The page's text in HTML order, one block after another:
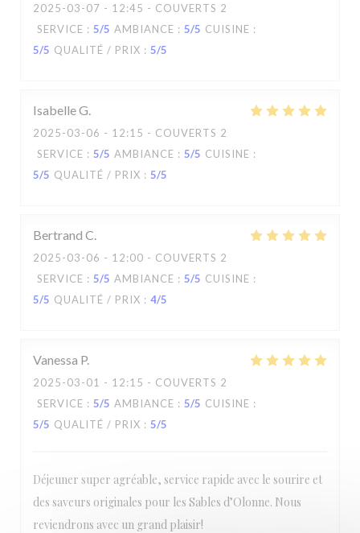
2025-03-07 - 12:45 - COUVERTS 2
SERVICE : 5/5 AMBIANCE : 5/5 CUISINE :
5/5 QUALITÉ / PRIX : 5/5
IsabelleG
2025-03-06 - 12:15 - COUVERTS 2
SERVICE : 5/5 AMBIANCE : 5/5 CUISINE :
5/5 QUALITÉ / PRIX : 5/5
Bertrand C
2025-03-06 - 12:00 - COUVERTS 2
SERVICE : 5/5 AMBIANCE : 5/5 CUISINE :
5/5 QUALITÉ / PRIX : 4/5
Vanessa P
2025-03-01 - 12:15 - COUVERTS 2
SERVICE : 5/5 AMBIANCE : 5/5 CUISINE :
5/5 QUALITÉ / PRIX : 5/5
Déjeuner super agréable, service rapide avec le sourire et
des saveurs originales pour les Sables d’Olonne. Nous
reviendrons avec un grand plaisir!